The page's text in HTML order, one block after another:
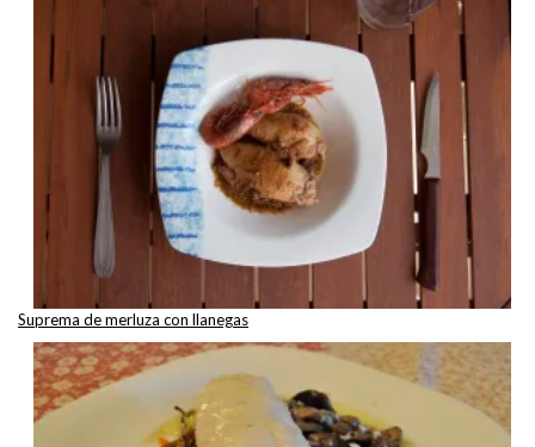
Suprema de merluza con llanegas